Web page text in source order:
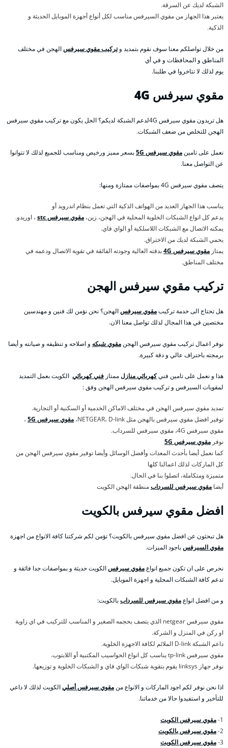
الشبكة لديك عن السرقة.
يعتبر هذا الجهاز من مقوي السيرفس مناسب لكل أنواع أجهزة الموبايل الحديثة و
الذكية.
من خلال تواصلكم معنا سوف نقوم بتمديد وتركيب مقوي سيرفسالهجن في مختلف
المناطق و المحافظات و في أي
يوم لذلك لا تتاخروا في طلبنا.
مقوي سيرفس 4 G
هل تريدون مقوي سيرفس 4Gلدعم الشبكة لديكم؟ الحل يكون مع تركيب مقوي سيرفس
الهجن للتخلص من ضعف الشبكات.
نعمل على تامينمقوي سيرفس 5G
بسعر مميز ورخيص ومناسب للجميع لذلك لا تتوانوا
عن التواصل معنا.
يتصف مقوي سيرفس 4G بمواصفات ممتازة ومنها:
يناسب هذا الجهاز العديد من الهواتف الذكية التي تعمل بنظام اندرويد أو
يدعم كل انواع الشبكات الخلوية المحلية في الهجن، زين، مقوي سيرفس stc
، اوريدو.
يمكنه الاتصال مع الشبكات اللاسلكية أو الواي فاي.
يحمي الشبكة لديك من الاختراق.
يمتاز مقوي سيرفس 4G
بدقته العالية وجودته الفائقة في تقوية الاتصال ودعمه في
مختلف المناطق.
تركيب مقوي سيرفس الهجن
هل تحتاج الى خدمة تركيبمقوي سيرفسالهجن؟ نحن نؤمن لك فنين و مهندسين
مختصين في هذا المجال لذلك تواصل معنا الان.
نوفر اعمال تركيب مقوي سيرفس الهجنمقوي شبكه و اصلاحه و تنظيفه و صيانته و أيضا
برمجته باحتراف عالي و دقة كبيرة.
هذا و نعمل على تامين فنيكهربائي منازلممتاز فني كهربائي الكويت بعمل التمديد
لمقويات السيرفس و تركيب مقوي سيرفس الهجن وفق :
تمديد مقوي سيرفس الهجن في مختلف الاماكن الخدمية أو السكنية أو التجارية.
توفير افضل مقوي سيرفس بالهجن مثل NETGEAR، D-link،
مقوي سيرفس 5G
،
مقوي سيرفس 4G، مقوي سيرفس للسرداب.
نوفر مقوي سيرفس 5G
كما نعمل أيضا بأحدث المعدات وأفضل الوسائل وأيضا توفير مقوي سيرفس الهجن من
كل الماركات لذلك اعمالنا كلها
متميزة ومتكاملة، اتصلوا بنا في الحال.
أيضا مقوي سيرفس للسردابمنطقة الهجن الكويت
افضل مقوي سيرفس بالكويت
هل تبحثون عن افضل مقوي سيرفس بالكويت؟ تؤمن لكم شركتنا كافة الانواع من اجهزة
مقوي السيرفسباجود الميزات.
نحرص على ان تكون جميع انواعمقوي سيرفسالكويت حديثة و بمواصفات جدا فائقة و
تدعم كافة الشبكات المحلية و اجهزة الموبايل.
و من افضل انواعمقوي سيرفس للسرداببالكويت:
مقوي سيرفس netgear الذي يتصف بحجمه الصغير و المناسب للتركيب في اي زاوية
او ركن في المنزل و الشركة.
داعم الشبكة D-link الملائم لكافة الاجهزة الخلوية.
مقوي سيرفس tp-link يناسب كل انواع الحواسيب المكتبية أو اللابتوب.
نوفر جهاز linksys يقوم بتقوية شبكات الواي فاي و الشبكات الخلوية و توزيعها.
اذا نحن نوفر لكم اجود الماركات و الانواع منمقوي سيرفس أصليالكويت لذلك لا داعي
للتأخير و استفيدوا حالا من خدماتنا.
1- مقوي سيرفس الكويت
2- مقوي سيرفس بالكويت
3- مقوي سيرفس الكويت